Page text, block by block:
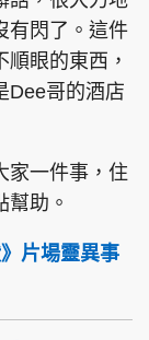
有閃了。這件
眼的東西，
Dee哥的酒店
家一件事，住
助。
片場靈異事